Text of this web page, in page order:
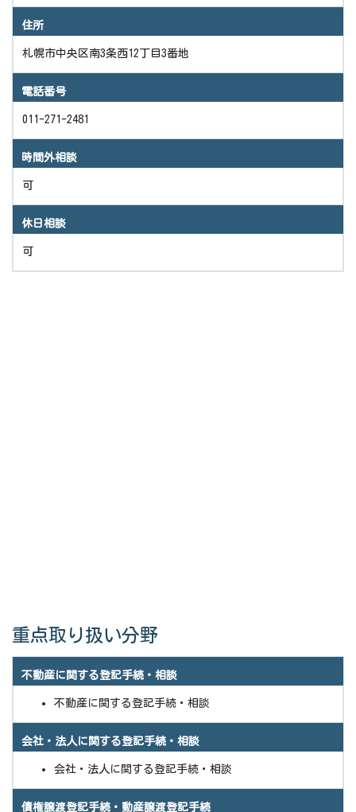
住所
札幌市中央区南3条西12丁目3番地
電話番号
011-271-2481
時間外相談
可
休日相談
可
重点取り扱い分野
不動産に関する登記手続・相談
不動産に関する登記手続・相談
会社・法人に関する登記手続・相談
会社・法人に関する登記手続・相談
債権譲渡登記手続・動産譲渡登記手続